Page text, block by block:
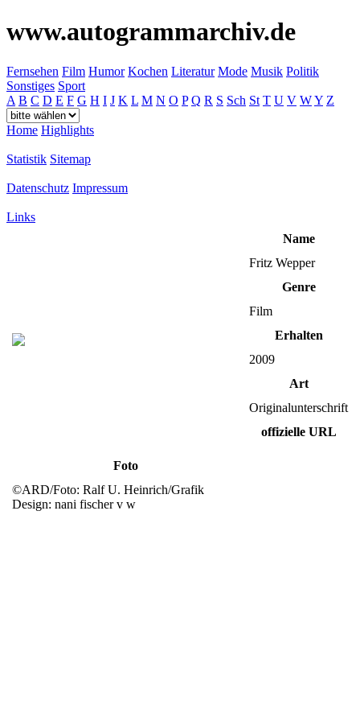
www.autogrammarchiv.de
Fernsehen Film Humor Kochen Literatur Mode Musik Politik
Sonstiges Sport
A B C D E F G H I J K L M N O P Q R S Sch St T U V WY Z
Home Highlights
Statistik Sitemap
Datenschutz Impressum
Links
Name
Fritz Wepper
Genre
Film
Erhalten
2009
Art
Originalunterschrift
offizielle URL
Foto
©ARD/Foto: Ralf U. Heinrich/Grafik
Design: nani fischer v w